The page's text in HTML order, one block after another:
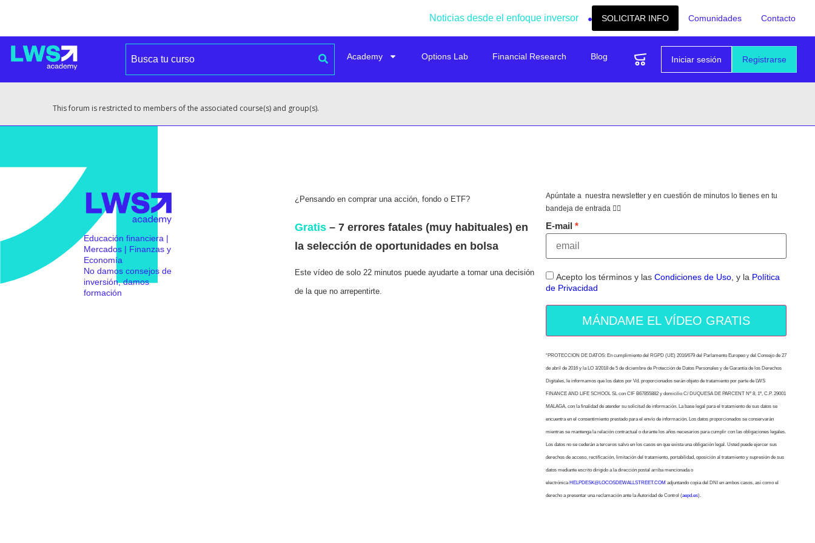
Noticias desde el enfoque inversor SOLICITAR INFO Comunidades Contacto
Registrarse
Iniciar sesión
Academy Options Lab Financial Research Blog
This forum is restricted to members of the associated course(s) and group(s).
Educación financiera |
Mercados | Finanzas y
Economía
No damos consejos de
inversión, damos
formación
¿Pensando en comprar una acción, fondo o ETF?
Gratis– 7 errores fatales (muy habituales) en
la selección de oportunidades en bolsa
Este vídeo de solo 22 minutos puede ayudarte a tomar una decisión
de la que no arrepentirte.
Apúntate a nuestra newsletter y en cuestión de minutos lo tienes en tu
bandeja de entrada 👇🏻
E-mail
Acepto los términos y las Condiciones de Uso, y la Política
de Privacidad
MÁNDAME EL VÍDEO GRATIS
“PROTECCION DE DATOS: En cumplimiento del RGPD (UE) 2016/679 del Parlamento Europeo y del Consejo de 27
de abril de 2016 y la LO 3/2018 de 5 de diciembre de Protección de Datos Personales y de Garantía de los Derechos
Digitales, le informamos que los datos por Vd. proporcionados serán objeto de tratamiento por parte de LWS
FINANCE AND LIFE SCHOOL SL con CIF B67855882 y domicilio C/ DUQUESA DE PARCENT Nº 8, 1º, C.P. 29001
MALAGA, con la finalidad de atender su solicitud de información. La base legal para el tratamiento de sus datos se
encuentra en el consentimiento prestado para el envío de información. Los datos proporcionados se conservarán
mientras se mantenga la relación contractual o durante los años necesarios para cumplir con las obligaciones legales.
Los datos no se cederán a terceros salvo en los casos en que exista una obligación legal. Usted puede ejercer sus
derechos de acceso, rectificación, limitación del tratamiento, portabilidad, oposición al tratamiento y supresión de sus
datos mediante escrito dirigido a la dirección postal arriba mencionada o
electrónica HELPDESK@LOCOSDEWALLSTREET.COM adjuntando copia del DNI en ambos casos, así como el
derecho a presentar una reclamación ante la Autoridad de Control (aepd.es).